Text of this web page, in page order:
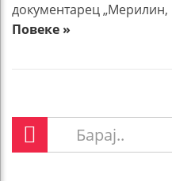
документарец „Мерилин,
Повеке »